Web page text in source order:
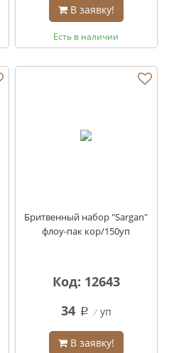
В заявку!
Есть в наличии
Бритвенный набор "Sargan"
флоу-пак кор/150уп
Код: 12643
34 q уп
В заявку!